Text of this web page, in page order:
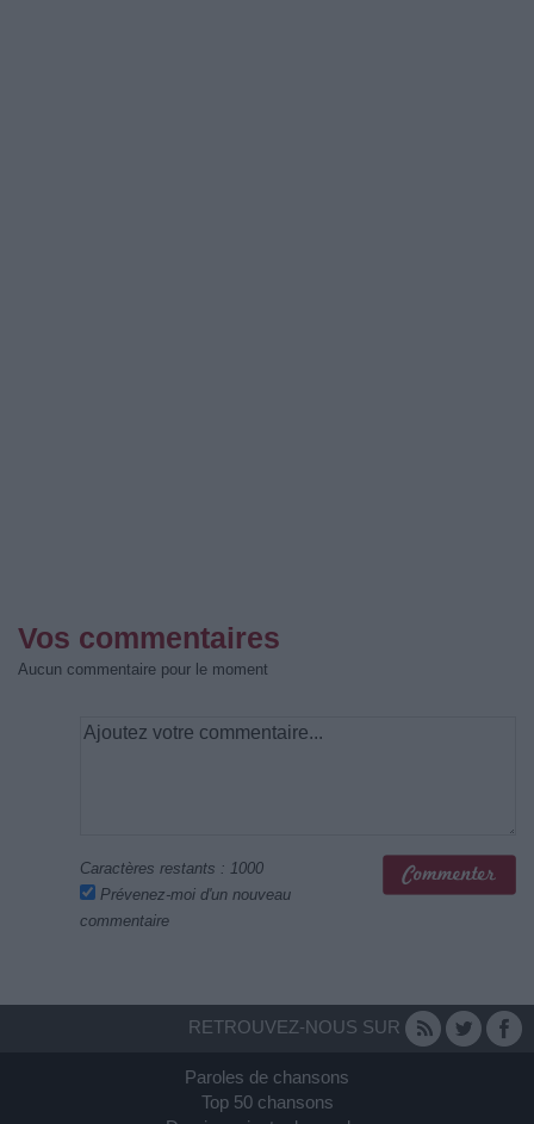
Vos commentaires
Aucun commentaire pour le moment
Caractères restants : 1000
Prévenez-moi d'un nouveau
commentaire
RETROUVEZ-NOUS SUR
Paroles de chansons
Top 50 chansons